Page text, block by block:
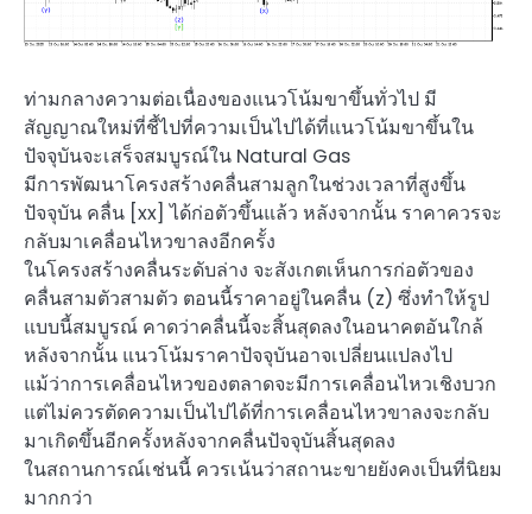
ท่ามกลางความต่อเนื่องของแนวโน้มขาขึ้นทั่วไป มี
สัญญาณใหม่ที่ชี้ไปที่ความเป็นไปได้ที่แนวโน้มขาขึ้นใน
ปัจจุบันจะเสร็จสมบูรณ์ใน Natural Gas
มีการพัฒนาโครงสร้างคลื่นสามลูกในช่วงเวลาที่สูงขึ้น
ปัจจุบัน คลื่น [xx] ได้ก่อตัวขึ้นแล้ว หลังจากนั้น ราคาควรจะ
กลับมาเคลื่อนไหวขาลงอีกครั้ง
ในโครงสร้างคลื่นระดับล่าง จะสังเกตเห็นการก่อตัวของ
คลื่นสามตัวสามตัว ตอนนี้ราคาอยู่ในคลื่น (z) ซึ่งทำให้รูป
แบบนี้สมบูรณ์ คาดว่าคลื่นนี้จะสิ้นสุดลงในอนาคตอันใกล้
หลังจากนั้น แนวโน้มราคาปัจจุบันอาจเปลี่ยนแปลงไป
แม้ว่าการเคลื่อนไหวของตลาดจะมีการเคลื่อนไหวเชิงบวก
แต่ไม่ควรตัดความเป็นไปได้ที่การเคลื่อนไหวขาลงจะกลับ
มาเกิดขึ้นอีกครั้งหลังจากคลื่นปัจจุบันสิ้นสุดลง
ในสถานการณ์เช่นนี้ ควรเน้นว่าสถานะขายยังคงเป็นที่นิยม
มากกว่า